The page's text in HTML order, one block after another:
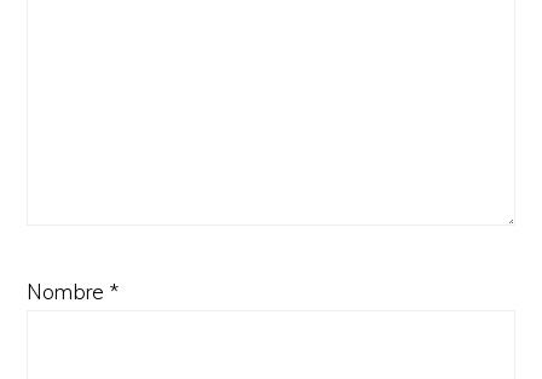
Nombre *